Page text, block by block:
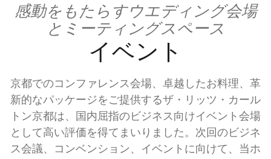
感動をもたらすウエディング会場
とミーティングスペース
イベント
京都でのコンファレンス会場、卓越したお料理、革
新的なパッケージをご提供するザ・リッツ・カール
トン京都は、国内屈指のビジネス向けイベント会場
として高い評価を得てまいりました。次回のビジネ
ス会議、コンベンション、イベントに向けて、当ホ